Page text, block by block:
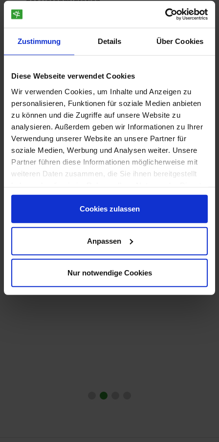
Zustimmung Details Über Cookies
Diese Webseite verwendet Cookies
Wir verwenden Cookies, um Inhalte und Anzeigen zu
personalisieren, Funktionen für soziale Medien anbieten
zu können und die Zugriffe auf unsere Website zu
analysieren. Außerdem geben wir Informationen zu Ihrer
Verwendung unserer Website an unsere Partner für
soziale Medien, Werbung und Analysen weiter. Unsere
Partner führen diese Informationen möglicherweise mit
weiteren Daten zusammen, die Sie ihnen bereitgestellt
gesammelt haben.
Cookies zulassen
Anpassen
Nur notwendige Cookies
Ein vorgeschaltetes Matching analysiert,
welche Ihrer Daten an welche Stellen in der
Datenbank passen und wo möglicherweise
Datenmigration kann im Optimalfall nicht
nur zur Übernahme der Daten, sondern
auch zu einer grundsätzlichen
Qualitätsverbesserung Ihrer
Ausgangsdaten führen.
Der Aufwand für eine erfolgreiche
Datenmigration sollte nicht unterschätzt
werden. Hier zu sparen, wäre der falsche
Hier gelangen Sie zum Service